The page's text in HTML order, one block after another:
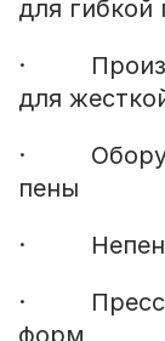
для гибкой
·
для
·
пены
·
· Пресс-
форм